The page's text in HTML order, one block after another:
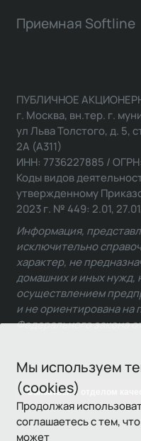
Мы используем
(cookies)
Продолжая
соглашаетесь с тем,
может
Приемная Softline
Связаться с отделом
ПУБЛИЧНОЕ
г. Москва, вн.тер. г.
ул Льва Толстого, д. 5,
2А (А311)
ИНН: 7736227885 /
Коды видов
утвержденному
2023 г. № 449: 2.01,
Информация,
исключительно
характер, не
домашних и иных нужд,
осуществлением
и не ориентирована на
Федерального закона